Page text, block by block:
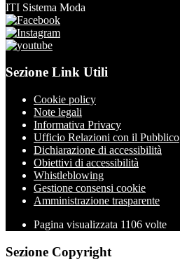
ITI Sistema Moda
Sezione Link Utili
Cookie policy
Note legali
Informativa Privacy
Ufficio Relazioni con il Pubblico
Dichiarazione di accessibilità
Obiettivi di accessibilità
Whistleblowing
Gestione consensi cookie
Amministrazione trasparente
Pagina visualizzata 1106 volte
Sezione Copyright